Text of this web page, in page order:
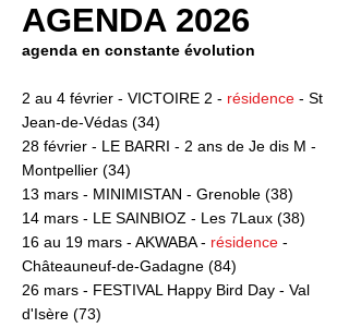
AGENDA 2026
agenda en constante évolution
2 au 4 février - VICTOIRE 2 - résidence - St
Jean-de-Védas (34)
28 février - LE BARRI - 2 ans de Je dis M -
Montpellier (34)
13 mars - MINIMISTAN - Grenoble (38)
14 mars - LE SAINBIOZ - Les 7Laux (38)
16 au 19 mars - AKWABA - résidence -
Châteauneuf-de-Gadagne (84)
26 mars - FESTIVAL Happy Bird Day - Val
d'Isère (73)